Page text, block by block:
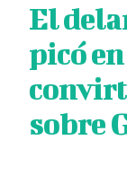
El
picó
sobre